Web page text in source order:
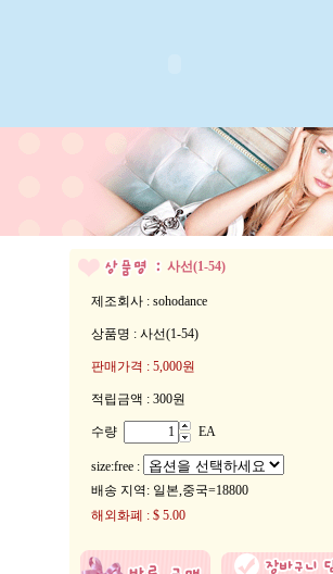
사선(1-54)
제조회사 : sohodance
상품명 : 사선(1-54)
판매가격 : 5,000원
적립금액 : 300원
수량 EA
size:free :
배송 지역 : 일본,중국=18800
해외화폐 : $ 5.00